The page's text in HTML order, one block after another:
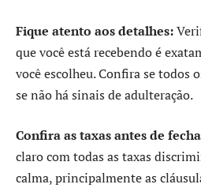
Fique atento aos detalhes:
que você está recebendo é
você escolheu. Confira se todos
se não há sinais de adulteração.
Confira as taxas antes de
claro com todas as taxas
calma, principalmente as